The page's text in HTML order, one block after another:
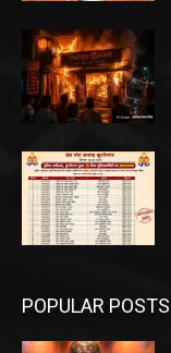
POPULAR POSTS